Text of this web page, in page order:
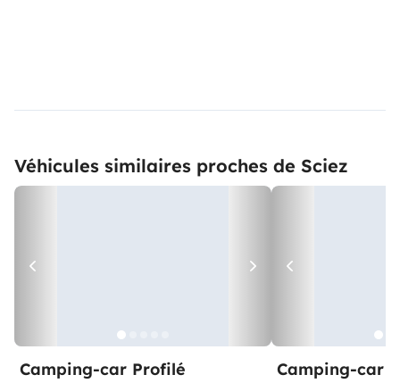
Véhicules similaires proches de Sciez
Camping-car Profilé Camping-car